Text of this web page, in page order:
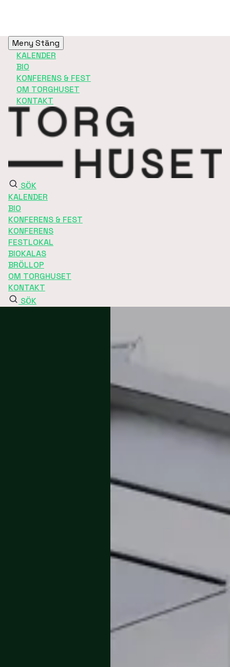
Meny Stäng
KALENDER
BIO
KONFERENS & FEST
OM TORGHUSET
KONTAKT
SÖK
KALENDER
BIO
KONFERENS & FEST
KONFERENS
FESTLOKAL
BIOKALAS
BRÖLLOP
OM TORGHUSET
KONTAKT
SÖK